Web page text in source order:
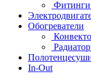
Обогреватели
In-Out